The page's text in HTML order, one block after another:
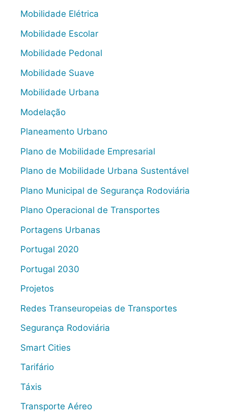
Mobilidade Elétrica
Mobilidade Escolar
Mobilidade Pedonal
Mobilidade Suave
Mobilidade Urbana
Modelação
Planeamento Urbano
Plano de Mobilidade Empresarial
Plano de Mobilidade Urbana Sustentável
Plano Municipal de Segurança Rodoviária
Plano Operacional de Transportes
Portagens Urbanas
Portugal 2020
Portugal 2030
Projetos
Redes Transeuropeias de Transportes
Segurança Rodoviária
Smart Cities
Tarifário
Táxis
Transporte Aéreo